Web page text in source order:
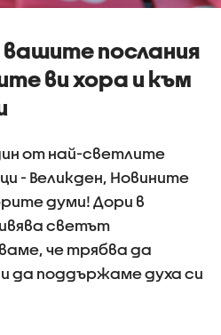
послания
ви хора и към
от най-светлите
- Великден, Новините
думи! Дори в
светът
че трябва да
да поддържаме духа си